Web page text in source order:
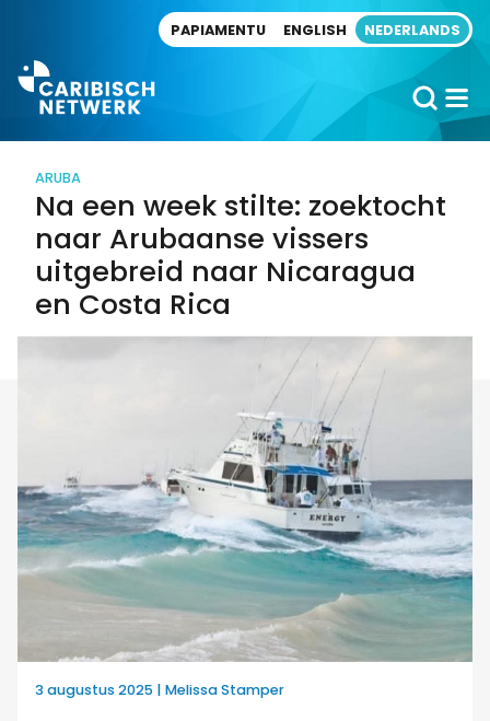
PAPIAMENTU ENGLISH NEDERLANDS
ARUBA
Na een week stilte: zoektocht
naar Arubaanse vissers
uitgebreid naar Nicaragua
en Costa Rica
3 augustus 2025 | Melissa Stamper